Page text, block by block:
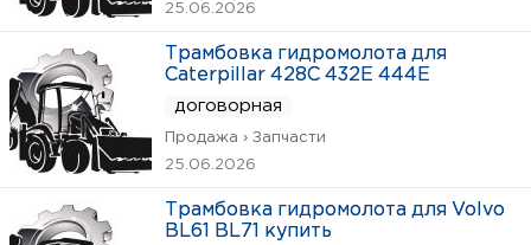
25.06.2026
Трамбовка гидромолота для
Caterpillar 428C 432E 444E
договорная
Продажа › Запчасти
25.06.2026
Трамбовка гидромолота для Volvo
BL61 BL71 купить